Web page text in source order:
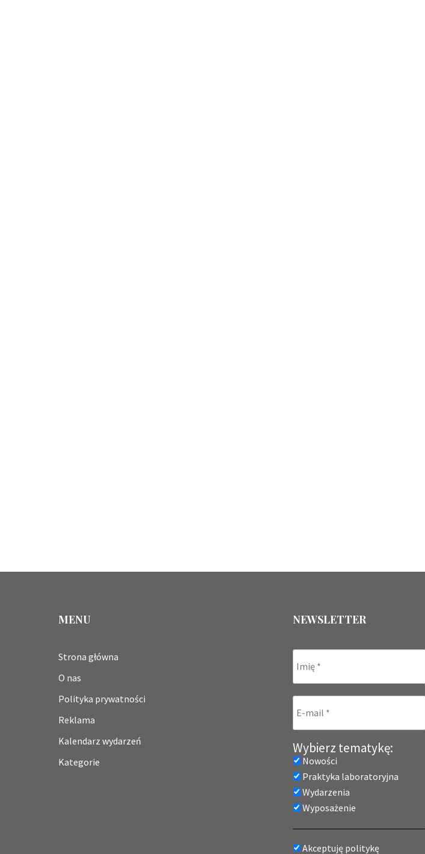
MENU
Strona główna
O nas
Polityka prywatności
Reklama
Kalendarz wydarzeń
Kategorie
NEWSLETTER
Wybierz tematykę:
Nowości
Praktyka laboratoryjna
Wydarzenia
Wyposażenie
Akceptuję politykę